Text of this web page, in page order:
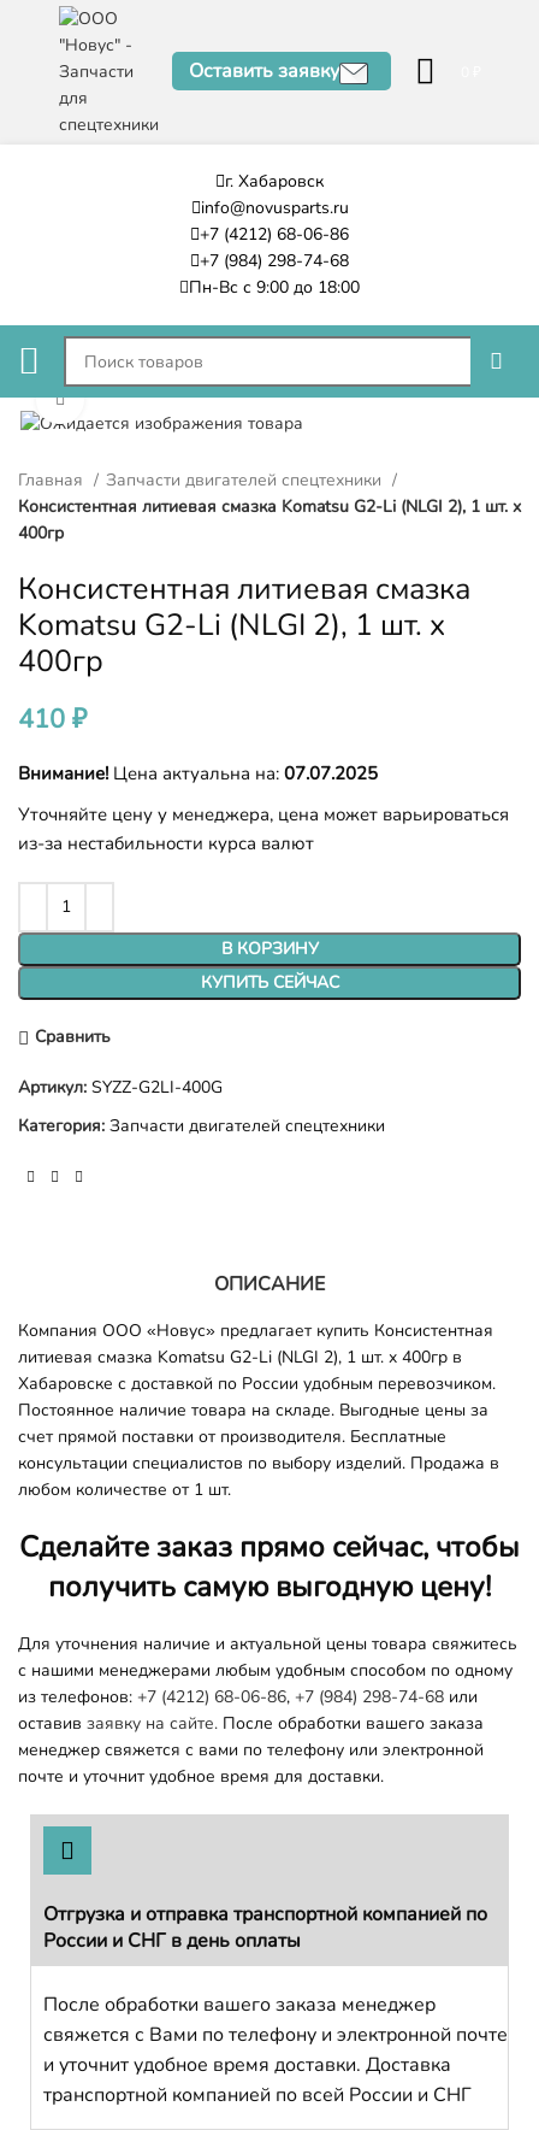
Оставить заявку
г. Хабаровск
info@novusparts.ru
+7 (4212) 68-06-86
+7 (984) 298-74-68
Пн-Вс с 9:00 до 18:00
Нажмите, чтобы увеличить
Главная
Запчасти двигателей спецтехники
Консистентная литиевая смазка Komatsu G2-Li (NLGI 2), 1 шт. x
400гр
Консистентная литиевая смазка
Komatsu G2-Li (NLGI 2), 1 шт. x
400гр
410 ₽
Внимание! Цена актуальна на: 07.07.2025
Уточняйте цену у менеджера, цена может варьироваться
из-за нестабильности курса валют
В КОРЗИНУ
КУПИТЬ СЕЙЧАС
Сравнить
Артикул: SYZZ-G2LI-400G
Категория: Запчасти двигателей спецтехники
ОПИСАНИЕ
Компания ООО «Новус» предлагает купить Консистентная
литиевая смазка Komatsu G2-Li (NLGI 2), 1 шт. x 400гр в
Хабаровске с доставкой по России удобным перевозчиком.
Постоянное наличие товара на складе. Выгодные цены за
счет прямой поставки от производителя. Бесплатные
консультации специалистов по выбору изделий. Продажа в
любом количестве от 1 шт.
Сделайте заказ прямо сейчас, чтобы
получить самую выгодную цену!
Для уточнения наличие и актуальной цены товара свяжитесь
с нашими менеджерами любым удобным способом по одному
из телефонов: +7 (4212) 68-06-86, +7 (984) 298-74-68 или
оставив заявку на сайте. После обработки вашего заказа
менеджер свяжется с вами по телефону или электронной
почте и уточнит удобное время для доставки.
Отгрузка и отправка транспортной компанией по
России и СНГ в день оплаты
После обработки вашего заказа менеджер
свяжется с Вами по телефону и электронной почте
и уточнит удобное время доставки. Доставка
транспортной компанией по всей России и СНГ